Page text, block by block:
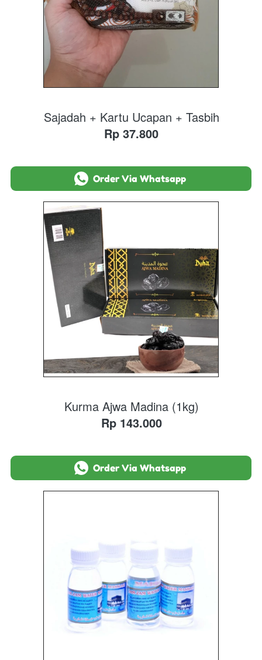
Sajadah + Kartu Ucapan + Tasbih
Rp 37.800
` Order Via Whatsapp
Kurma Ajwa Madina (1kg)
Rp 143.000
` Order Via Whatsapp